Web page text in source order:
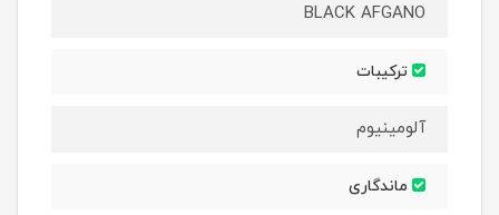
BLACK AFGANO
ترکیبات
آلومینیوم
ماندگاری